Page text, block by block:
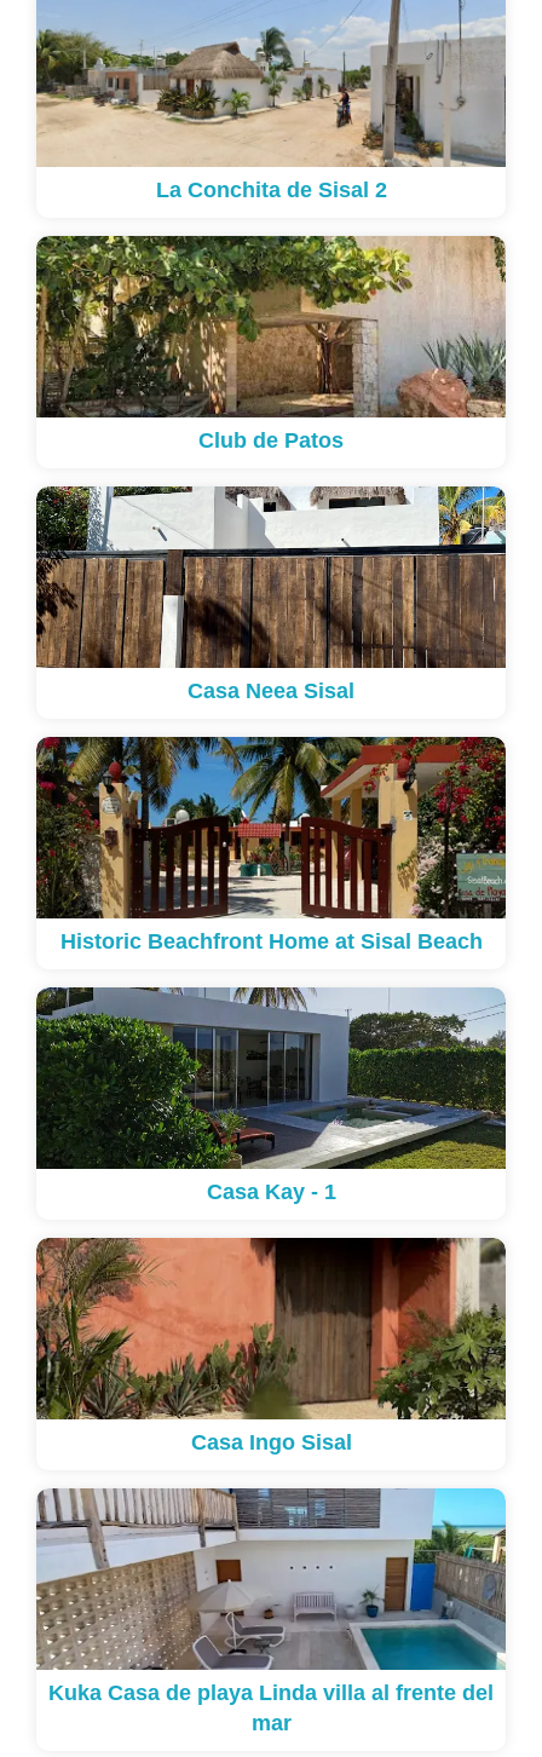
La Conchita de Sisal 2
Club de Patos
Casa Neea Sisal
Historic Beachfront Home at Sisal Beach
Casa Kay - 1
Casa Ingo Sisal
Kuka Casa de playa Linda villa al frente del
mar